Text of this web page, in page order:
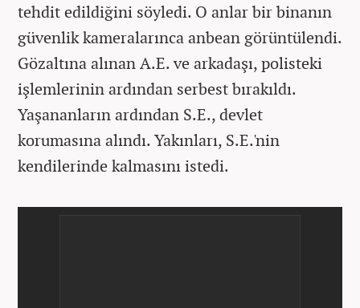
tehdit edildiğini söyledi. O anlar bir binanın
güvenlik kameralarınca anbean görüntülendi.
Gözaltına alınan A.E. ve arkadaşı, polisteki
işlemlerinin ardından serbest bırakıldı.
Yaşananların ardından S.E., devlet
korumasına alındı. Yakınları, S.E.'nin
kendilerinde kalmasını istedi.